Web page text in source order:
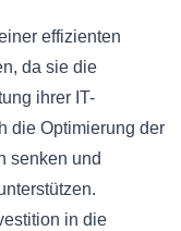
effizienten
da sie die
ihrer IT-
die Optimierung der
senken und
in die